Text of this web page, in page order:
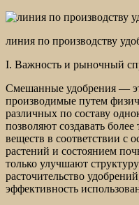
линия по производству
I. Важность и рыночный
Смешанные удобрения —
производимые путем
различных по составу
позволяют создавать
веществ в соответствии с
растений и состоянием
только улучшают
расточительство
эффективность